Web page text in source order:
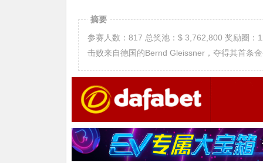
摘要
参赛人数：817 总奖池：$ 3,762,800 奖励圈
击败来自德国的Bernd Gleissner，夺得其首条